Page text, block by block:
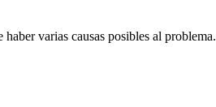
varias causas posibles al problema.